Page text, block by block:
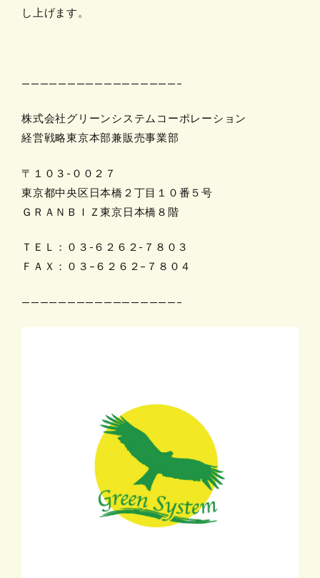
し上げます。
—————————————————–
株式会社グリーンシステムコーポレーション
経営戦略東京本部兼販売事業部
〒１０３-００２７
東京都中央区日本橋２丁目１０番５号
ＧＲＡＮＢＩＺ東京日本橋８階
ＴＥＬ：０３-６２６２-７８０３
ＦＡＸ：０３ – ６２６２ – ７８０４
—————————————————–